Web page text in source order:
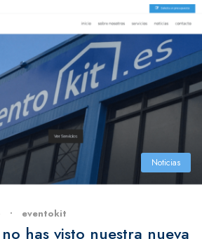
Noticias
• eventokit
has visto nuestra nueva